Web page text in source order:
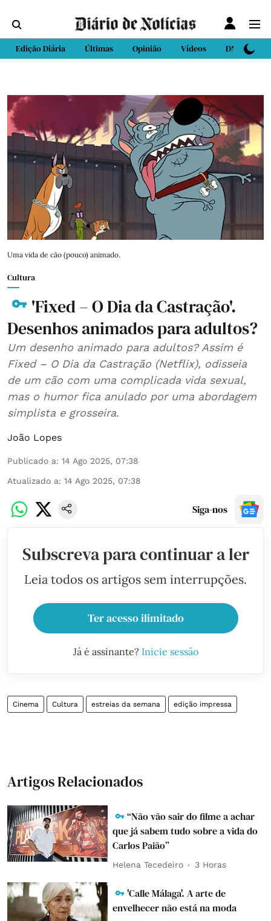
Edição Diária Últimas Opinião Vídeos DN Sport
Uma vida de cão (pouco) animado.
Cultura
'Fixed – O Dia da Castração'.
Desenhos animados para adultos?
Um desenho animado para adultos? Assim é
Fixed – O Dia da Castração (Netflix), odisseia
de um cão com uma complicada vida sexual,
mas o humor fica anulado por uma abordagem
simplista e grosseira.
João Lopes
Publicado a: 14 Ago 2025, 07:38
Atualizado a: 14 Ago 2025, 07:38
Siga-nos
Subscreva para continuar a ler
Leia todos os artigos sem interrupções.
Ter acesso ilimitado
Já é assinante? Inicie sessão
Cinema Cultura estreias da semana edição impressa
Artigos Relacionados
“Não vão sair do filme a achar
que já sabem tudo sobre a vida do
Carlos Paião”
Helena Tecedeiro 3 Horas
'Calle Málaga'. A arte de
envelhecer não está na moda